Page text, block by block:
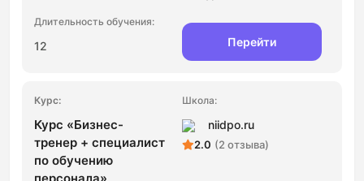
12 Перейти
Курс «Бизнес-
тренер + специалист
по обучению
niidpo.ru
2.0 (2 отзыва)